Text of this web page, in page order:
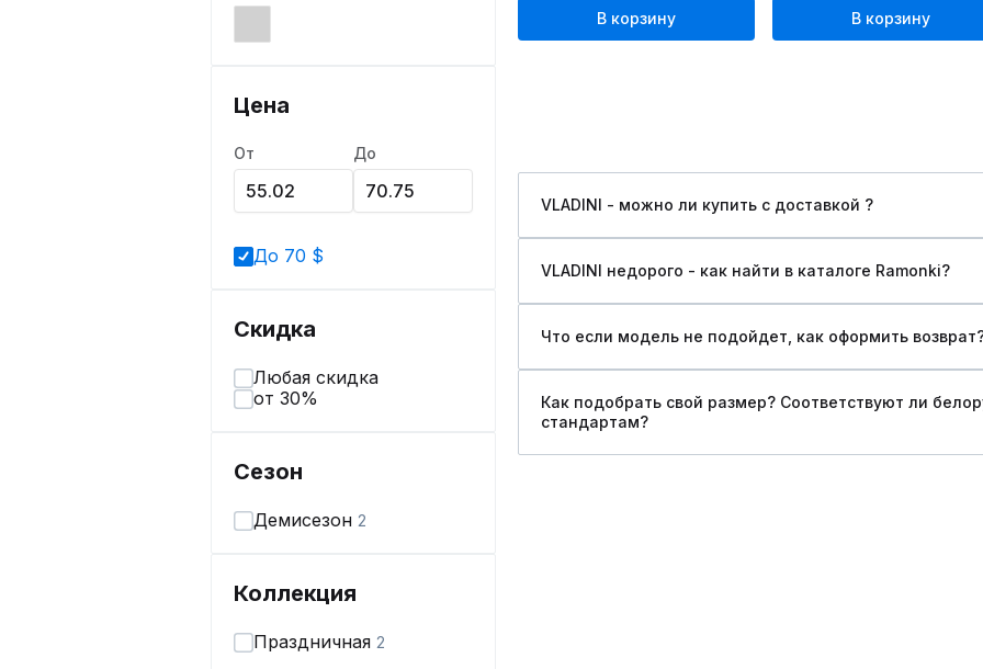
Цена
От До
До 70 $
Скидка
Любая скидка
от 30%
Сезон
Демисезон 2
Коллекция
Праздничная 2
В корзину В корзину
VLADINI - можно ли купить c доставкой ?
VLADINI недорого - как найти в каталоге Ramonki?
Что если модель не подойдет, как оформить
Как подобрать свой размер? Соответствуют ли
стандартам?